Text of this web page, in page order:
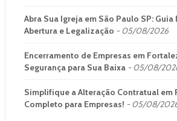
Abra Sua Igreja em São Paulo SP: Guia
Abertura e Legalização
05/08/2026
Encerramento de Empresas em
Segurança para Sua Baixa
05/08/
Simplifique a Alteração Contratual em
Completo para Empresas!
05/08/